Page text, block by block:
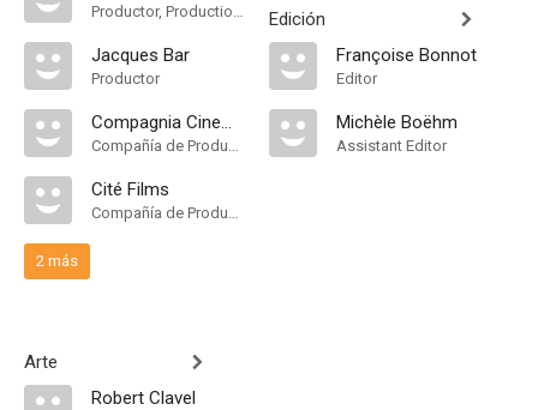
Productor, Production Manager
Jacques Bar
Productor
Compagnia Cinematografica Mondiale
Compañía de Produccion
Cité Films
Compañía de Produccion
2 más
Arte
Robert Clavel
Edición
Françoise Bonnot
Editor
Michèle Boëhm
Assistant Editor